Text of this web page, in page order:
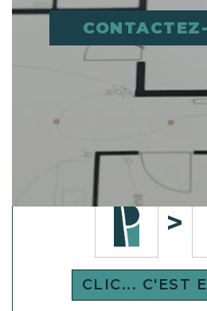
Déplacer l'image dans
CLIC... C'EST
CONTACTEZ-